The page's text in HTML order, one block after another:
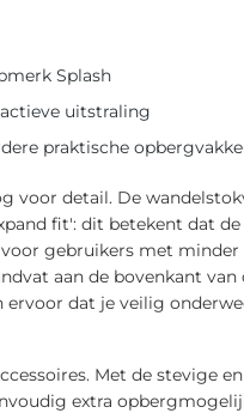
Splash
uitstraling
praktische
voor detail. De
fit': dit betekent dat
gebruikers met minder
aan de bovenkant van
dat je veilig
Met de stevige
extra